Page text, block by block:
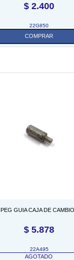
$ 2.400
22G850
COMPRAR
PEG GUIA CAJA DE
$ 5.878
22A495
AGOTADO